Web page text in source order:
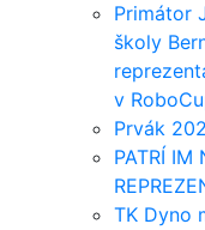
Primátor
školy
v
Prvák
PATRÍ IM
TK Dyno